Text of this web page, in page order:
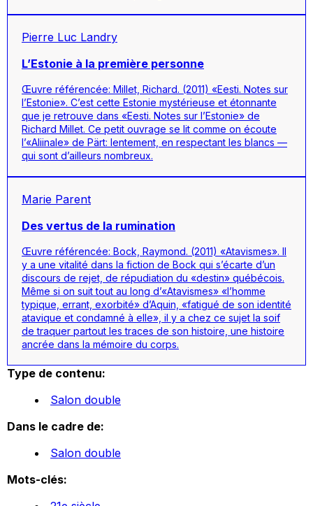
Pierre Luc Landry
L’Estonie à la première personne
Œuvre référencée: Millet, Richard. (2011) «Eesti. Notes sur
l’Estonie». C’est cette Estonie mystérieuse et étonnante
que je retrouve dans «Eesti. Notes sur l’Estonie» de
Richard Millet. Ce petit ouvrage se lit comme on écoute
l’«Aliinale» de Pärt: lentement, en respectant les blancs —
qui sont d’ailleurs nombreux.
Marie Parent
Des vertus de la rumination
Œuvre référencée: Bock, Raymond. (2011) «Atavismes». Il
y a une vitalité dans la fiction de Bock qui s’écarte d’un
discours de rejet, de répudiation du «destin» québécois.
Même si on suit tout au long d’«Atavismes» «l’homme
typique, errant, exorbité» d’Aquin, «fatigué de son identité
atavique et condamné à elle», il y a chez ce sujet la soif
de traquer partout les traces de son histoire, une histoire
ancrée dans la mémoire du corps.
Type de contenu:
Salon double
Dans le cadre de:
Salon double
Mots-clés: